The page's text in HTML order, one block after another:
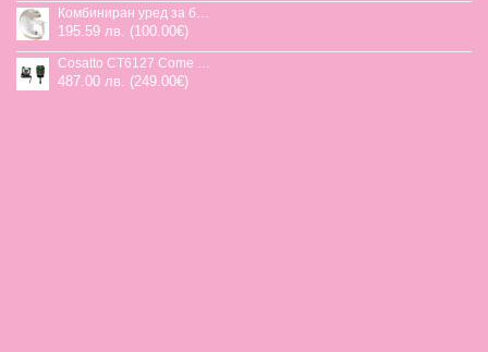
195.59 лв. (100.00€)
487.00 лв. (249.00€)